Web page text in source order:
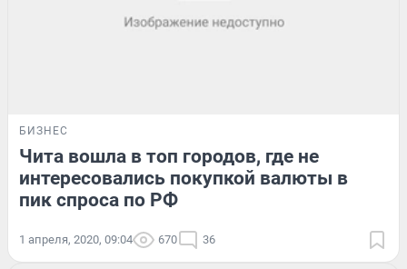
БИЗНЕС
Чита вошла в топ городов, где не
интересовались покупкой валюты в
пик спроса по РФ
1 апреля, 2020, 09:04 670 36